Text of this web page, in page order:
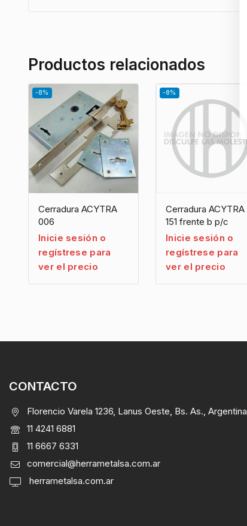
Productos relacionados
-8%
Cerradura ACYTRA
006
Inicie sesión o
regístrese para
ver el precio
-8%
Cerradura ACYTRA
151 frente b p/c
Inicie sesión o
regístrese para
ver el precio
CONTACTO
Florencio Varela 1236, Lanus Oeste, Bs. As., Argentina
11 4241 6881
11 6667 6331
comercial@herrametalsa.com.ar
herrametalsa.com.ar